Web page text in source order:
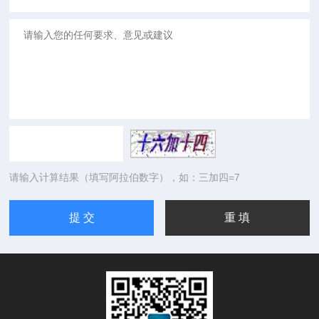
请输入计算结果（填写阿拉伯数字），如：三加四=7